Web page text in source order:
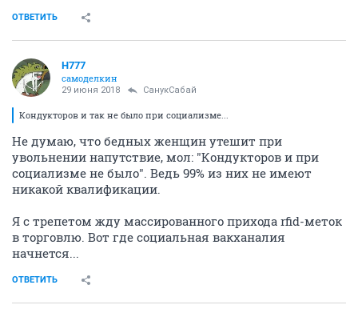
ОТВЕТИТЬ
H777
самоделкин
29 июня 2018 СанукСабай
Кондукторов и так не было при социализме...
Не думаю, что бедных женщин утешит при
увольнении напутствие, мол: "Кондукторов и при
социализме не было". Ведь 99% из них не имеют
никакой квалификации.
Я с трепетом жду массированного прихода rfid-меток
в торговлю. Вот где социальная вакханалия
начнется...
ОТВЕТИТЬ